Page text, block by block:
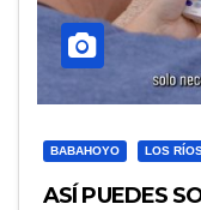
BABAHOYO LOS
ASÍ PUEDES